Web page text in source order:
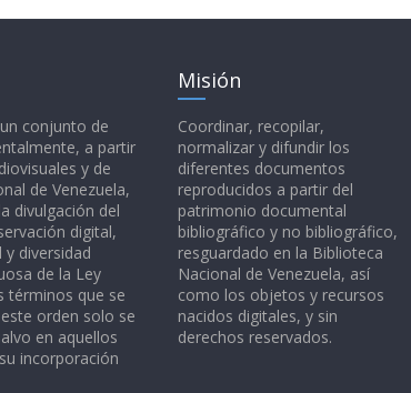
conjunto de
a partir
y de
de Venezuela,
divulgación del
digital,
diversidad
de la Ley
términos que se
orden solo se
en aquellos
incorporación
Misión
Coordinar, recopilar,
normalizar y difundir los
diferentes documentos
reproducidos a partir del
patrimonio documental
bibliográfico y no bibliográfico,
resguardado en la Biblioteca
Nacional de Venezuela, así
como los objetos y recursos
nacidos digitales, y sin
derechos reservados.